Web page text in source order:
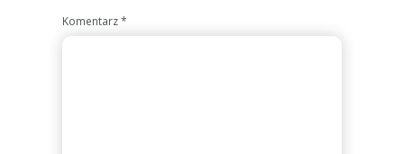
Komentarz*